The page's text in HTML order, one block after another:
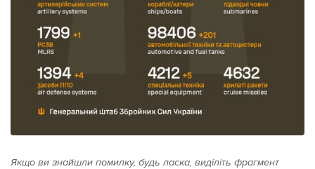
Якщо ви знайшли помилку, будь ласка, виділіть фрагмент